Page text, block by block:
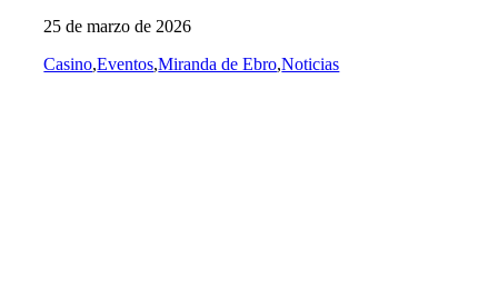
25 de marzo de 2026
Casino,Eventos,Miranda de Ebro,Noticias